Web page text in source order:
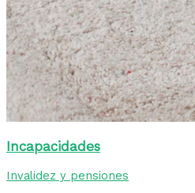
Incapacidades
Invalidez y pensiones